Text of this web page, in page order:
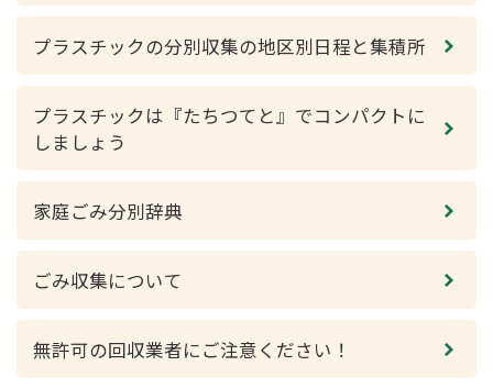
プラスチックの分別収集の地区別日程と集積所
プラスチックは『たちつてと』でコンパクトに
しましょう
家庭ごみ分別辞典
ごみ収集について
無許可の回収業者にご注意ください！